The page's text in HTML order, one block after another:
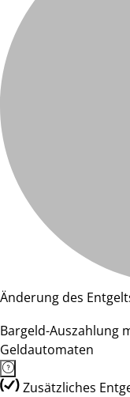
Änderung des
Bargeld-Auszahlung
Geldautomaten
Zusätzliches